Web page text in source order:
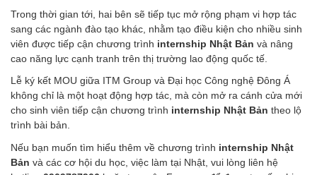
Trong thời gian tới, hai bên sẽ tiếp tục mở rộng phạm vi hợp tác
sang các ngành đào tạo khác, nhằm tạo điều kiện cho nhiều sinh
viên được tiếp cận chương trình internship Nhật Bản và nâng
cao năng lực cạnh tranh trên thị trường lao động quốc tế.
Lễ ký kết MOU giữa ITM Group và Đại học Công nghệ Đông Á
không chỉ là một hoạt động hợp tác, mà còn mở ra cánh cửa mới
cho sinh viên tiếp cận chương trình internship Nhật Bản theo lộ
trình bài bản.
Nếu bạn muốn tìm hiểu thêm về chương trình internship Nhật
Bản và các cơ hội du học, việc làm tại Nhật, vui lòng liên hệ